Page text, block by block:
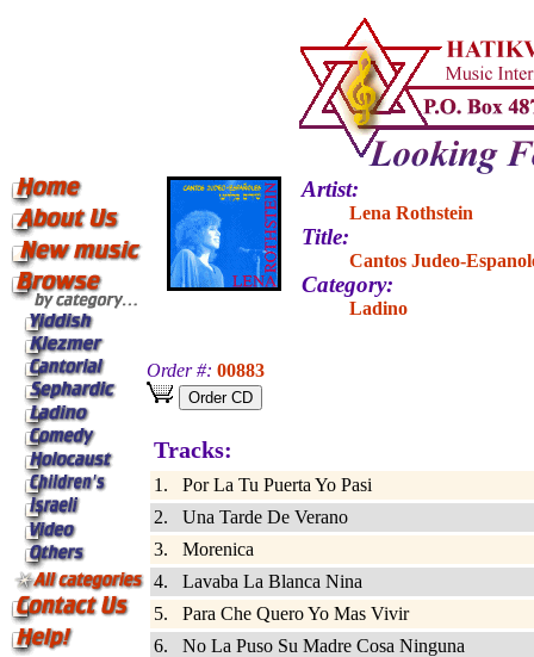
Artist:
Lena Rothstein
Title:
Cantos Judeo-
Category:
Ladino
Order #: 00883
Tracks:
1. Por La Tu Puerta Yo Pasi
2. Una Tarde De Verano
3. Morenica
4. Lavaba La Blanca Nina
5. Para Che Quero Yo Mas Vivir
6. No La Puso Su Madre Cosa Ninguna